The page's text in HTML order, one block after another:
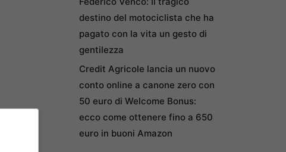
destino del motociclista che ha
pagato con la vita un gesto di
gentilezza
Credit Agricole lancia un nuovo
conto online a canone zero con
50 euro di Welcome Bonus:
ecco come ottenere fino a 650
euro in buoni Amazon